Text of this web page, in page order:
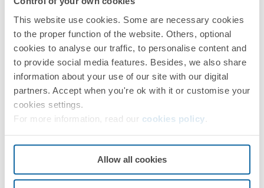
This website use cookies. Some are necessary cookies
to the proper function of the website. Others, optional
cookies to analyse our traffic, to personalise content and
to provide social media features. Besides, we also share
information about your use of our site with our digital
partners. Accept when you're ok with it or customise your
cookies settings.
For more information, read our cookies policy
Allow all cookies
Regulaciones